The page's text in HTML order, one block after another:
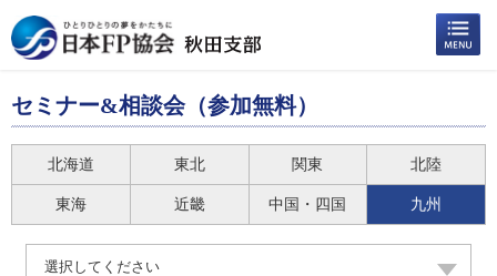
セミナー&相談会（参加無料）
北海道 東北 関東 北陸
東海 近畿 中国・四国 九州
選択してください